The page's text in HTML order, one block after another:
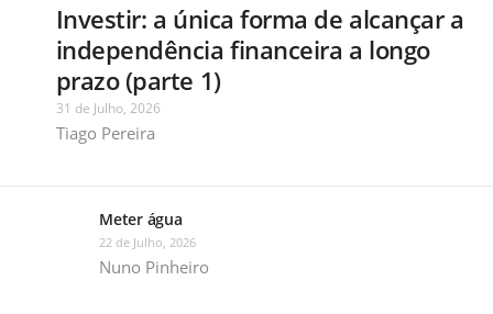
Investir: a única forma de alcançar a
independência financeira a longo
prazo (parte 1)
31 de Julho, 2026
Tiago Pereira
Meter água
22 de Julho, 2026
Nuno Pinheiro